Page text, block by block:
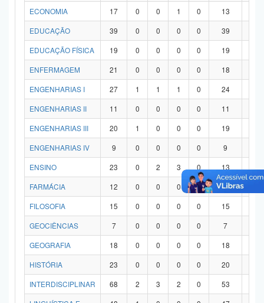
ECONOMIA
17 0 0 1 0 13
EDUCAÇÃO
39 0 0 0 0 39
EDUCAÇÃO FÍSICA
19 0 0 0 0 19
ENFERMAGEM
21 0 0 0 0 18
ENGENHARIAS I
27 1 1 1 0 24
ENGENHARIAS II
11 0 0 0 0 11
ENGENHARIAS III
20 1 0 0 0 19
ENGENHARIAS IV
9 0 0 0 0 9
ENSINO
23 0 2 3 0 13
FARMÁCIA
12 0 0 0 0 12
FILOSOFIA
15 0 0 0 0 15
GEOCIÊNCIAS
7 0 0 0 0 7
GEOGRAFIA
18 0 0 0 0 18
HISTÓRIA
23 0 0 0 0 20
INTERDISCIPLINAR
68 2 3 2 0 53